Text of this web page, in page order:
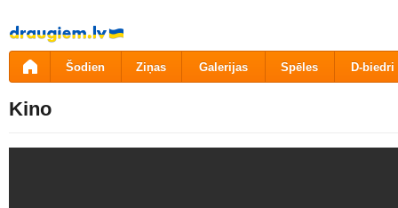
Pāriet
uz
saturu
Šodien Ziņas Galerijas Spēles D-biedri
Kino